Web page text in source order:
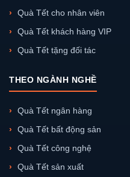
Quà Tết cho nhân viên
Quà Tết khách hàng VIP
Quà Tết tặng đối tác
THEO NGÀNH NGHỀ
Quà Tết ngân hàng
Quà Tết bất động sản
Quà Tết công nghệ
Quà Tết sản xuất